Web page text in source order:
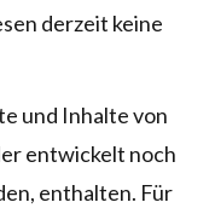
derzeit keine
und Inhalte von
entwickelt noch
enthalten. Für